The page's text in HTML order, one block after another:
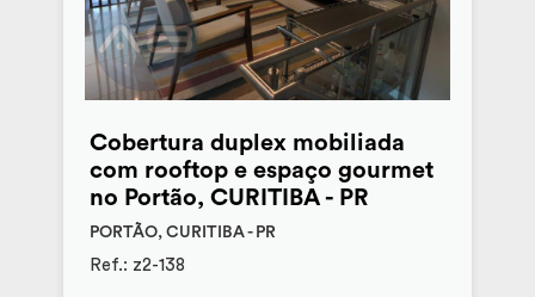
Cobertura duplex mobiliada
com rooftop e espaço gourmet
no Portão, CURITIBA - PR
PORTÃO, CURITIBA - PR
Ref.: z2-138